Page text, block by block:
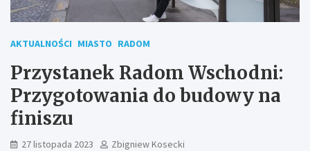
AKTUALNOŚCI MIASTO RADOM
Przystanek Radom Wschodni:
Przygotowania do budowy na
finiszu
27 listopada 2023 Zbigniew Kosecki